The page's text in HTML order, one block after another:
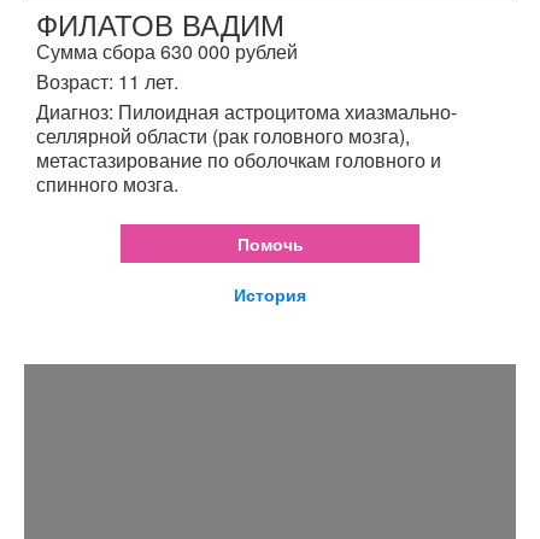
ФИЛАТОВ ВАДИМ
Сумма сбора 630 000 рублей
Возраст: 11 лет.
Диагноз: Пилоидная астроцитома хиазмально-
селлярной области (рак головного мозга),
метастазирование по оболочкам головного и
спинного мозга.
Помочь
История